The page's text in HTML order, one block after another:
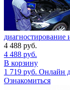
диагностирование
4 488 руб.
4 488 руб.
В корзину
1 719 руб. Онлайн
Ознакомиться